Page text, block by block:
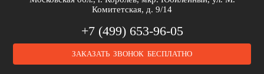
Комитетская, д. 9/14
+7 (499) 653-96-05
ЗАКАЗАТЬ ЗВОНОК БЕСПЛАТНО